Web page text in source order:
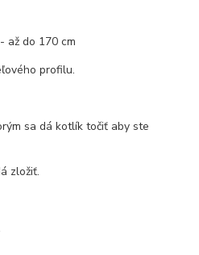
až do 170 cm
profilu.
sa dá kotlík točiť aby ste
zložiť.